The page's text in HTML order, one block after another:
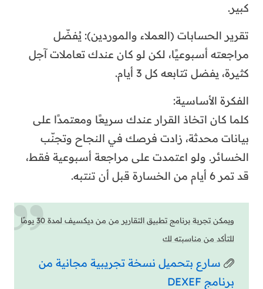
كبير.
تقرير الحسابات (العملاء والموردين): يُفضّل
مراجعته أسبوعيًا، لكن لو كان عندك تعاملات آجل
كثيرة، يفضل تتابعه كل 3 أيام.
الفكرة الأساسية:
كلما كان اتخاذ القرار عندك سريعًا ومعتمدًا على
بيانات محدثة، زادت فرصك في النجاح وتجنّب
الخسائر. ولو اعتمدت على مراجعة أسبوعية فقط،
قد تمر 6 أيام من الخسارة قبل أن تنتبه.
ويمكن تجربة برنامج تطبيق التقارير من من ديكسيف لمدة 30 يومًا
للتأكد من مناسبته لك
سارع بتحميل نسخة تجريبية مجانية من
برنامج DEXEF